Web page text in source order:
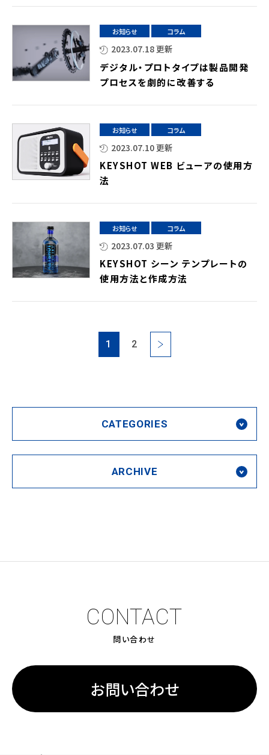
お知らせ コラム
2023.07.18 更新
デジタル・プロトタイプは製品開発
プロセスを劇的に改善する
お知らせ コラム
2023.07.10 更新
KEYSHOT WEB ビューアの使用方
法
お知らせ コラム
2023.07.03 更新
KEYSHOT シーン テンプレートの
使用方法と作成方法
1 2
CATEGORIES
ARCHIVE
CONTACT
問い合わせ
お問い合わせ